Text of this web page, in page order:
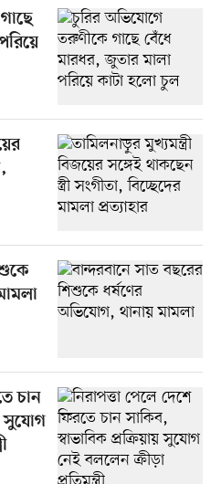
চান
সুযোগ